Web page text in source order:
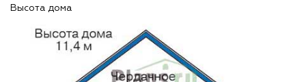
Высота дома